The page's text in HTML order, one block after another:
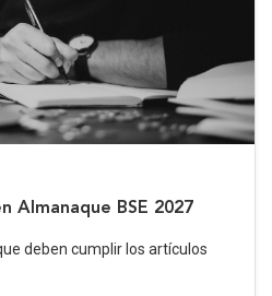
Almanaque BSE 2027
deben cumplir los artículos